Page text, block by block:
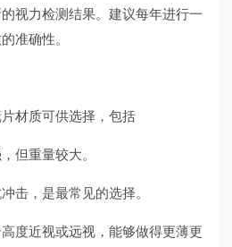
视力检测结果。建议每年进行一
准确性。
材质可供选择，包括
但重量较大。
击，是最常见的选择。
度近视或远视，能够做得更薄更